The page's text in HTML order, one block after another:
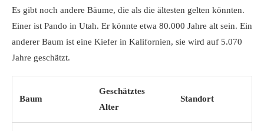
Es gibt noch andere Bäume, die als die ältesten gelten könnten.
Einer ist Pando in Utah. Er könnte etwa 80.000 Jahre alt sein. Ein
anderer Baum ist eine Kiefer in Kalifornien, sie wird auf 5.070
Jahre geschätzt.
Baum
Geschätztes
Alter
Standort